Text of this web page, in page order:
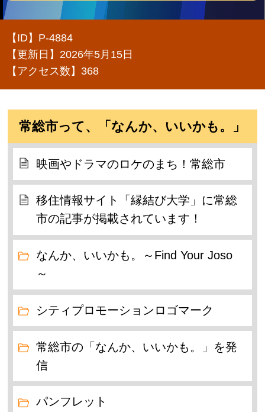
【ID】 P-4884
【更新日】2026年5月15日
【アクセス数】368
常総市って、「なんか、いいかも。」
映画やドラマのロケのまち！常総市
移住情報サイト「縁結び大学」に常総
市の記事が掲載されています！
なんか、いいかも。～Find Your Joso
～
シティプロモーションロゴマーク
常総市の「なんか、いいかも。」を発
信
パンフレット